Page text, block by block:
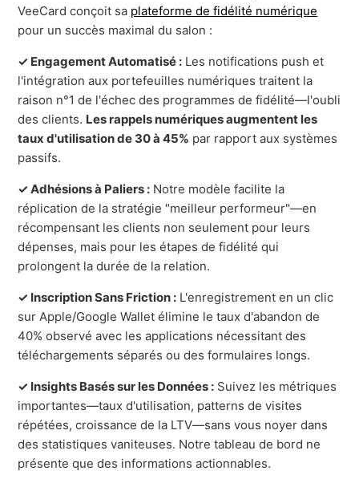
VeeCard conçoit sa plateforme de fidélité numérique
pour un succès maximal du salon :
✓ Engagement Automatisé : Les notifications push et
l'intégration aux portefeuilles numériques traitent la
raison n°1 de l'échec des programmes de fidélité—l'oubli
des clients. Les rappels numériques augmentent les
taux d'utilisation de 30 à 45% par rapport aux systèmes
passifs.
✓ Adhésions à Paliers : Notre modèle facilite la
réplication de la stratégie "meilleur performeur"—en
récompensant les clients non seulement pour leurs
dépenses, mais pour les étapes de fidélité qui
prolongent la durée de la relation.
✓ Inscription Sans Friction : L'enregistrement en un clic
sur Apple/Google Wallet élimine le taux d'abandon de
40% observé avec les applications nécessitant des
téléchargements séparés ou des formulaires longs.
✓ Insights Basés sur les Données : Suivez les métriques
importantes—taux d'utilisation, patterns de visites
répétées, croissance de la LTV—sans vous noyer dans
des statistiques vaniteuses. Notre tableau de bord ne
présente que des informations actionnables.